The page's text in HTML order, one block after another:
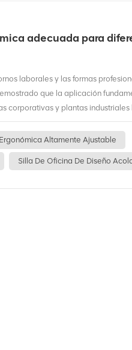
adecuada para
laborales y las formas
que la aplicación
corporativas y plantas industriales
Altamente Ajustable
Silla De Oficina De Diseño